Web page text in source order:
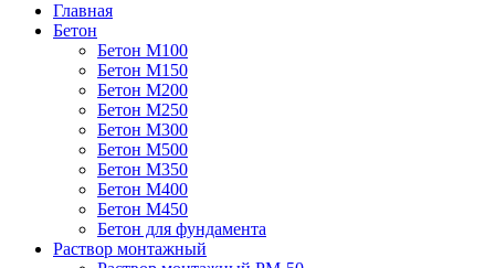
Главная
Бетон
Бетон М100
Бетон М150
Бетон М200
Бетон М250
Бетон М300
Бетон М500
Бетон М350
Бетон М400
Бетон М450
Бетон для фундамента
Раствор монтажный